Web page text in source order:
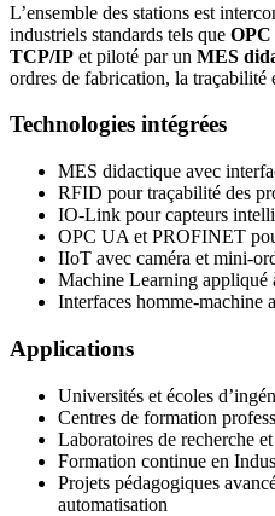
L’ensemble des stations est
industriels standards tels que
TCP/IP et piloté par un MES
ordres de fabrication, la traçabilité
Technologies intégrées
MES didactique avec
RFID pour traçabilité des
IO-Link pour capteurs
OPC UA et PROFINET
IIoT avec caméra et mini-
Machine Learning appliqué
Interfaces homme-machine
Applications
Universités et écoles
Centres de formation
Laboratoires de recherche
Formation continue en
Projets pédagogiques
automatisation